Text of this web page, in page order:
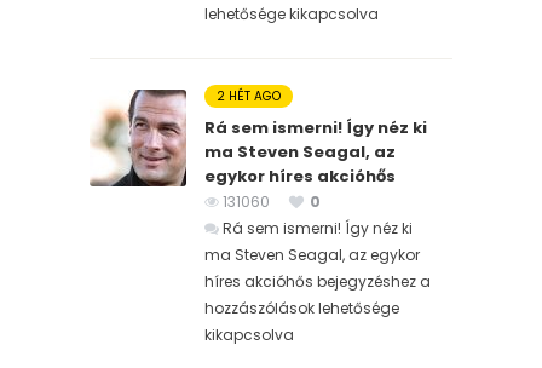
lehetősége kikapcsolva
2 HÉT AGO
Rá sem ismerni! Így néz ki
ma Steven Seagal, az
egykor híres akcióhős
131060
0
Rá sem ismerni! Így néz ki
ma Steven Seagal, az egykor
híres akcióhős bejegyzéshez a
hozzászólások lehetősége
kikapcsolva